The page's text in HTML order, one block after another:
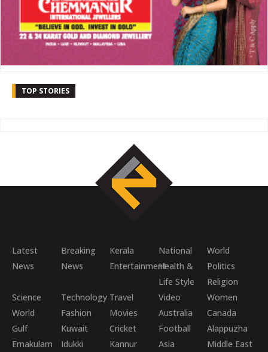
TOP STORIES
Latest
News
Breaking
News
Kerala National
World
EntertainmentHealth &
Life Style
Politics
Religion
Science
World
Technology Travel Video
Women
Fashion
Movies Australia
Canada
Gulf
Kuwait Cricket Football
Alappuzha
Ernakulam
Idukki Kannur Asia Middle East